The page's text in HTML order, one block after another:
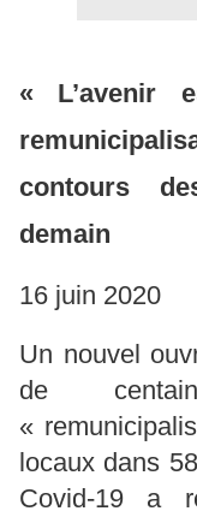
« L’avenir
contours
demain
16 juin 2020
Un nouvel
de
«
locaux dans
Covid-19 a